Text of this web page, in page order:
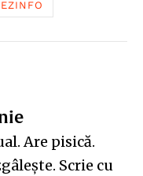
Are pisică.
Scrie cu